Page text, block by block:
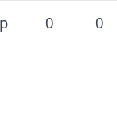
0 0